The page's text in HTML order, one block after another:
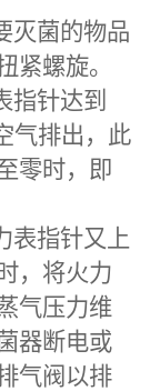
灭菌的物品
紧螺旋。
指针达到
气排出，此
零时，即
表指针又上
，将火力
气压力维
器断电或
气阀以排